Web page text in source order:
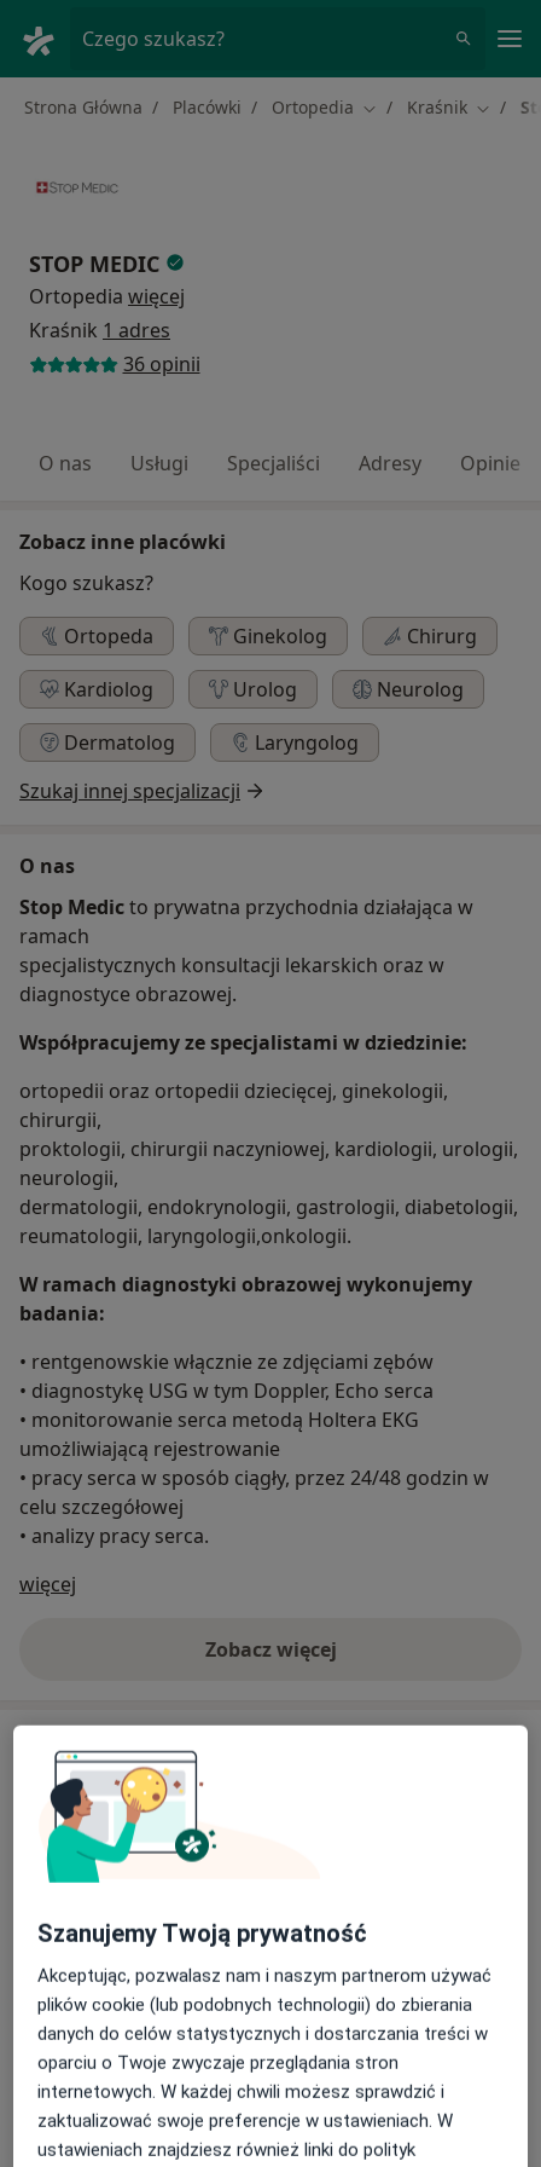
Czego szukasz?
Strona Główna Placówki Ortopedia Zmień miasto
Kraśnik Zmień
STOP MEDIC
Ortopedia więcej
Kraśnik 1 adres
36 opinii
O nas Usługi Specjaliści Adresy Opinie
Zobacz inne placówki
Kogo szukasz?
Ortopeda
Ginekolog
Chirurg
Kardiolog
Urolog
Neurolog
Dermatolog
Laryngolog
Szukaj innej specjalizacji
O nas
Stop Medicto prywatna przychodnia działająca w
ramach
specjalistycznych konsultacji lekarskich oraz w
diagnostyce obrazowej.
Współpracujemy ze specjalistami w dziedzinie:
ortopedii oraz ortopedii dziecięcej, ginekologii,
chirurgii,
proktologii, chirurgii naczyniowej, kardiologii, urologii,
neurologii,
dermatologii, endokrynologii, gastrologii, diabetologii,
reumatologii, laryngologii,onkologii.
W ramach diagnostyki obrazowej wykonujemy
badania:
• rentgenowskie włącznie ze zdjęciami zębów
• diagnostykę USG w tym Doppler, Echo serca
• monitorowanie serca metodą Holtera EKG
umożliwiającą rejestrowanie
• pracy serca w sposób ciągły, przez 24/48 godzin w
celu szczegółowej
• analizy pracy serca.
więcej
Zobacz więcej
Ortopedia
100 zł
Kwalifikacja do operacji
250 zł
Iniekcja osocza bogatokrwinkowego
700 zł
Szanujemy Twoją prywatność
Akceptując, pozwalasz nam i naszym partnerom używać
plików cookie (lub podobnych technologii) do zbierania
danych do celów statystycznych i dostarczania treści w
oparciu o Twoje zwyczaje przeglądania stron
internetowych. W każdej chwili możesz sprawdzić i
zaktualizować swoje preferencje w ustawieniach. W
ustawieniach znajdziesz również linki do polityk